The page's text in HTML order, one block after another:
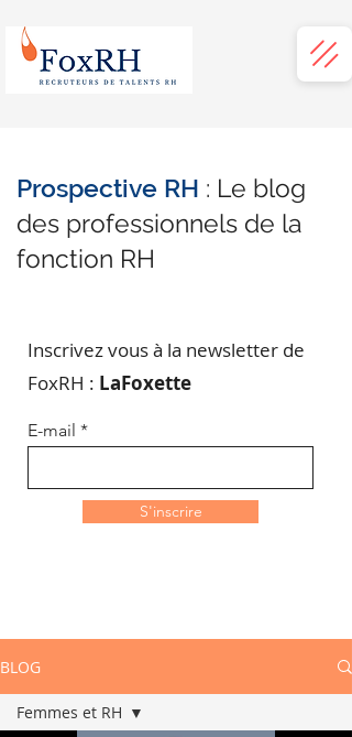
Prospective RH : Le blog
des professionnels de la
fonction RH
Inscrivez vous à la newsletter de
FoxRH : LaFoxette
E-mail
S'inscrire
BLOG
Femmes et RH